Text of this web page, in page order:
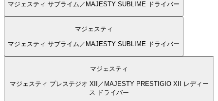
マジェスティ サブライム／MAJESTY SUBLIME ドライバー
マジェスティ
マジェスティ サブライム／MAJESTY SUBLIME ドライバー
マジェスティ
マジェスティ プレステジオ XII／MAJESTY PRESTIGIO XII レディー
ス ドライバー